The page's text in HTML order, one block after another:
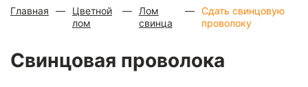
Главная
Цветной
лом
Лом
свинца
Сдать свинцовую
проволоку
Свинцовая проволока